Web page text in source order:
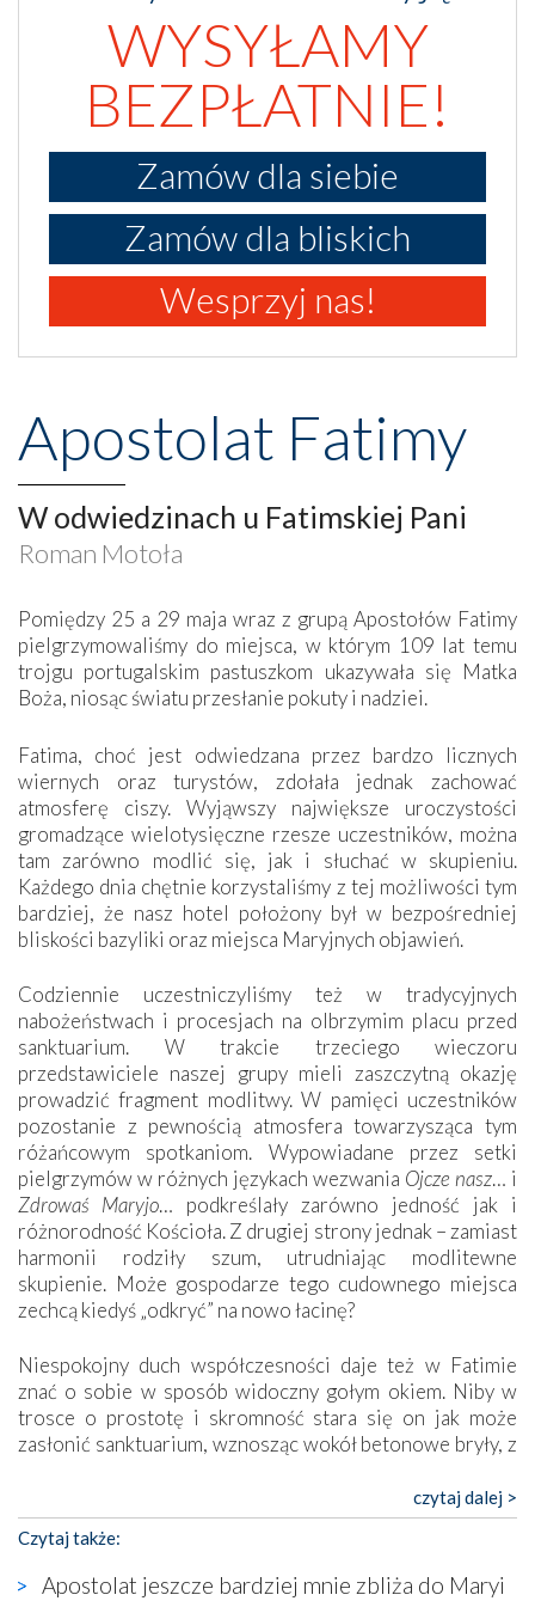
WYSYŁAMY
BEZPŁATNIE!
Zamów dla siebie
Zamów dla bliskich
Wesprzyj nas!
Apostolat Fatimy
W odwiedzinach u Fatimskiej Pani
Roman Motoła
Pomiędzy 25 a 29 maja wraz z grupą Apostołów Fatimy
pielgrzymowaliśmy do miejsca, w którym 109 lat temu
trojgu portugalskim pastuszkom ukazywała się Matka
Boża, niosąc światu przesłanie pokuty i nadziei.
Fatima, choć jest odwiedzana przez bardzo licznych
wiernych oraz turystów, zdołała jednak zachować
atmosferę ciszy. Wyjąwszy największe uroczystości
gromadzące wielotysięczne rzesze uczestników, można
tam zarówno modlić się, jak i słuchać w skupieniu.
Każdego dnia chętnie korzystaliśmy z tej możliwości tym
bardziej, że nasz hotel położony był w bezpośredniej
bliskości bazyliki oraz miejsca Maryjnych objawień.
Codziennie uczestniczyliśmy też w tradycyjnych
nabożeństwach i procesjach na olbrzymim placu przed
sanktuarium. W trakcie trzeciego wieczoru
przedstawiciele naszej grupy mieli zaszczytną okazję
prowadzić fragment modlitwy. W pamięci uczestników
pozostanie z pewnością atmosfera towarzysząca tym
różańcowym spotkaniom. Wypowiadane przez setki
pielgrzymów w różnych językach wezwania Ojcze nasz… i
Zdrowaś Maryjo… podkreślały zarówno jedność jak i
różnorodność Kościoła. Z drugiej strony jednak – zamiast
harmonii rodziły szum, utrudniając modlitewne
skupienie. Może gospodarze tego cudownego miejsca
zechcą kiedyś „odkryć” na nowo łacinę?
Niespokojny duch współczesności daje też w Fatimie
znać o sobie w sposób widoczny gołym okiem. Niby w
trosce o prostotę i skromność stara się on jak może
zasłonić sanktuarium, wznosząc wokół betonowe bryły, z
katolickiego kultu. Tylko co wspólnego z żywą,
autentyczną wiarą mogą mieć płaskie, szare bunkry albo
kaplice, w których Tabernakulum przypomina bardziej
skrzynkę na narzędzia? Albo co powiedzieć o ustawionym
tuż przy nowej bazylice wielkim krzyżu, na którym
czytaj dalej >
Czytaj także:
Apostolat jeszcze bardziej mnie zbliża do Maryi